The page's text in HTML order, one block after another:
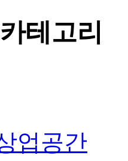
테고리
업공간